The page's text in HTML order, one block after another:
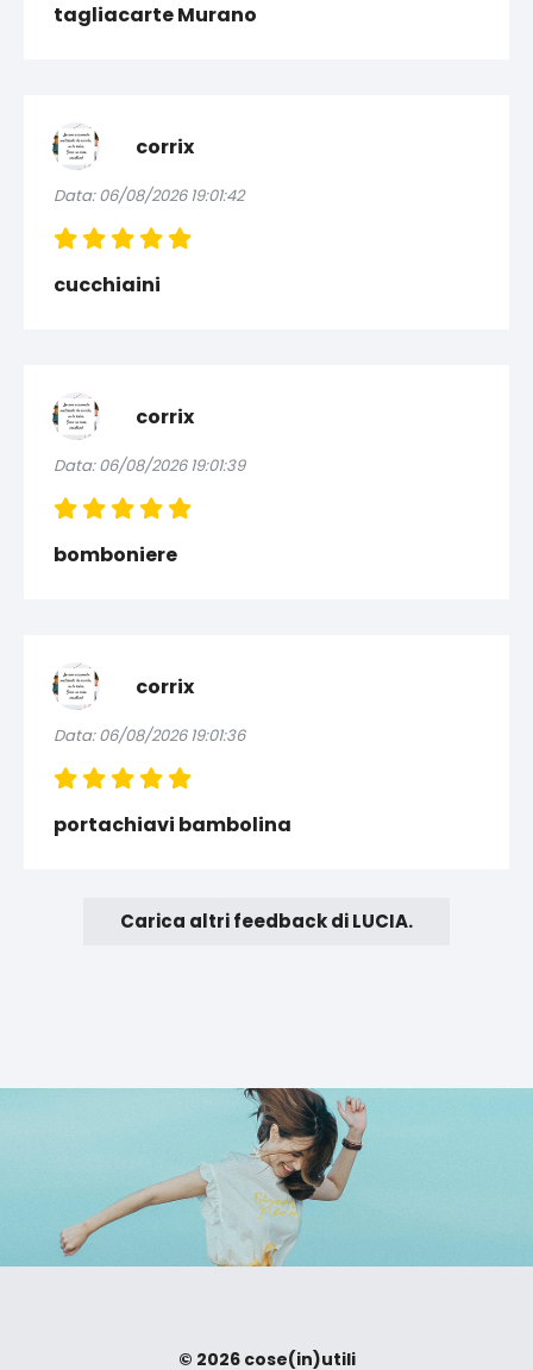
tagliacarte Murano
corrix
Data: 06/08/2026 19:01:42
cucchiaini
corrix
Data: 06/08/2026 19:01:39
bomboniere
corrix
Data: 06/08/2026 19:01:36
portachiavi bambolina
Carica altri feedback di LUCIA.
© 2026 cose(in)utili